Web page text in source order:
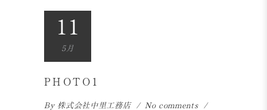
11
5月
PHOTO1
By 株式会社中里工務店
No comments